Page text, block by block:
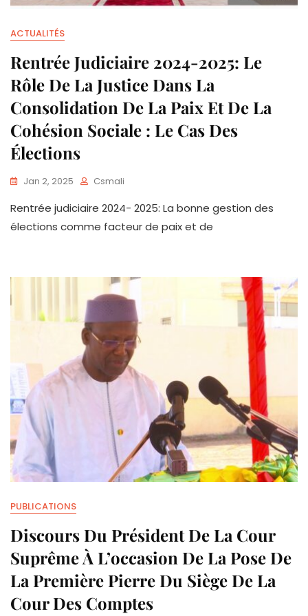
ACTUALITÉS
Rentrée Judiciaire 2024-2025: Le
Rôle De La Justice Dans La
Consolidation De La Paix Et De La
Cohésion Sociale : Le Cas Des
Élections
Jan 2, 2025 Csmali
Rentrée judiciaire 2024- 2025: La bonne gestion des
élections comme facteur de paix et de
PUBLICATIONS
Discours Du Président De La Cour
Suprême À L’occasion De La Pose De
La Première Pierre Du Siège De La
Cour Des Comptes